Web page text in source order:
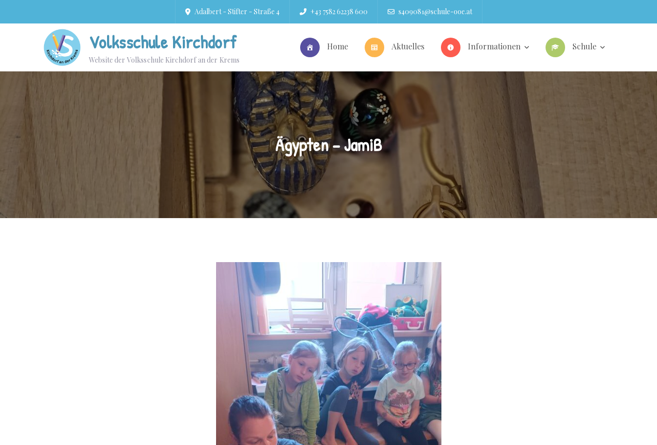
Adalbert - Stifter - Straße 4 +43 7582 62238 600 s409081@schule-ooe.at
Volksschule Kirchdorf
Website der Volksschule Kirchdorf an der Krems
Home Aktuelles Informationen Schule
Ägypten – JamiB